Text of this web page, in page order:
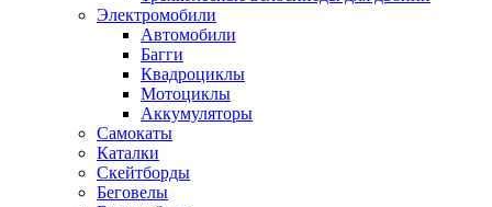
Электромобили
Автомобили
Багги
Квадроциклы
Мотоциклы
Аккумуляторы
Самокаты
Каталки
Скейтборды
Беговелы